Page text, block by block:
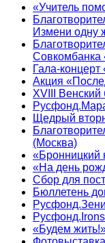
«Учитель
Измени одну
Совкомбанка
Гала-
Акция
XVIII
Щедрый
(Москва)
«Бронницкий
«На день
Сбор для
Бюллетень
«Будем